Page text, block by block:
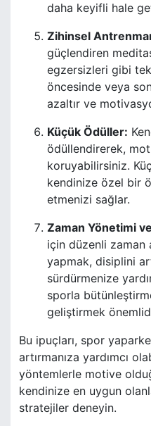
daha keyifli hale
Zihinsel
güçlendiren
egzersizleri gibi
öncesinde veya
azaltır ve
Küçük Ödüller:
ödüllendirerek,
koruyabilirsiniz.
kendinize özel bir
etmenizi sağlar.
Zaman Yönetimi
için düzenli zaman
yapmak, disiplini
sürdürmenize
sporla
geliştirmek
Bu ipuçları, spor
artırmanıza yardımcı
yöntemlerle motive
kendinize en uygun
stratejiler deneyin.